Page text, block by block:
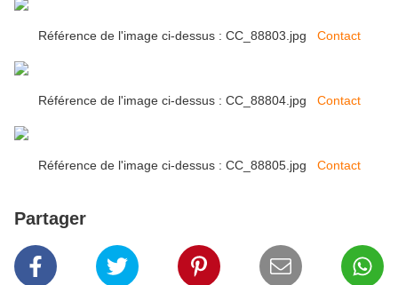
Référence de l'image ci-dessus : CC_88803.jpg Contact
Référence de l'image ci-dessus : CC_88804.jpg Contact
Référence de l'image ci-dessus : CC_88805.jpg Contact
Partager